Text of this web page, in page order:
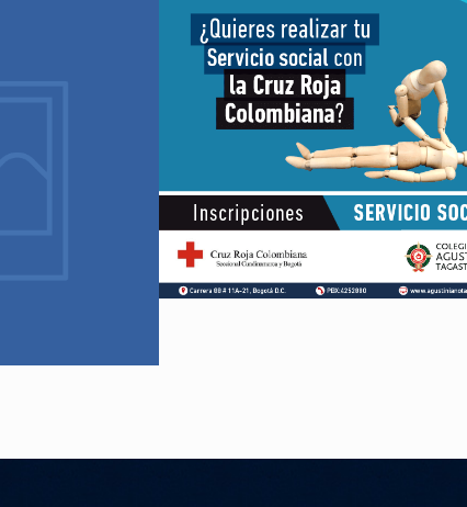
6 febrero, 2020
Servicio social escolar –
Roja Colombiana